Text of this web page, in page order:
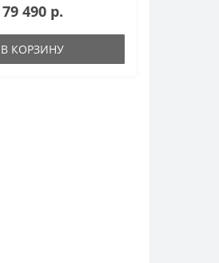
79 490 р.
В КОРЗИНУ